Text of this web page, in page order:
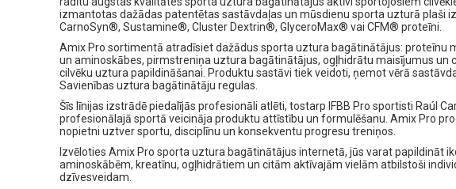
izmantotas dažādas patentētas sastāvdaļas un mūsdienu sporta uzturā plaši
CarnoSyn®, Sustamine®, Cluster Dextrin®, GlyceroMax® vai CFM® proteīni.
Amix Pro sortimentā atradīsiet dažādus sporta uztura bagātinātājus: proteīnu
un aminoskābes, pirmstreniņa uztura bagātinātājus, ogļhidrātu maisījumus un
cilvēku uztura papildināšanai. Produktu sastāvi tiek veidoti, ņemot vērā
Savienības uztura bagātinātāju regulas.
Šīs līnijas izstrādē piedalījās profesionāli atlēti, tostarp IFBB Pro sportisti Raúl
profesionālajā sportā veicināja produktu attīstību un formulēšanu. Amix Pro
nopietni uztver sportu, disciplīnu un konsekventu progresu treniņos.
Izvēloties Amix Pro sporta uztura bagātinātājus internetā, jūs varat papildināt
aminoskābēm, kreatīnu, ogļhidrātiem un citām aktīvajām vielām atbilstoši
dzīvesveidam.